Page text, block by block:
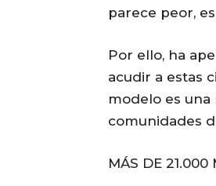
parece peor,
Por ello, ha
acudir a estas
modelo es
comunidades
MÁS DE 21.000